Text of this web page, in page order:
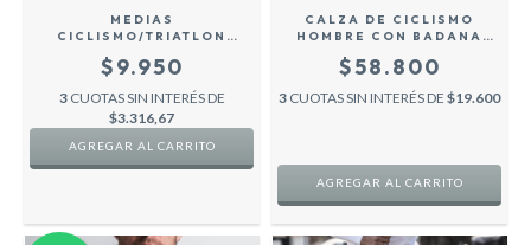
MEDIAS
CICLISMO/TRIATLON
$9.950
3 CUOTAS SIN INTERÉS DE
$3.316,67
CALZA DE CICLISMO
HOMBRE CON BADANA
$58.800
3 CUOTAS SIN INTERÉS DE $19.600
AGREGAR AL CARRITO